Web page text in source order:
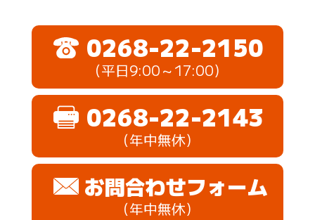
0268-22-2150
（平日9:00～17:00）
0268-22-2143
（年中無休）
お問合わせフォーム
（年中無休）